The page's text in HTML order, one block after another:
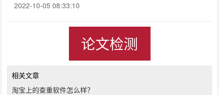
2022-10-05 08:33:10
论文检测
相关文章
淘宝上的查重软件怎么样？